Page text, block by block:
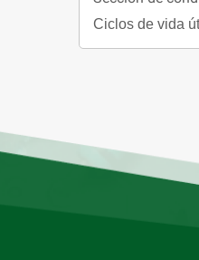
Ciclos de vida